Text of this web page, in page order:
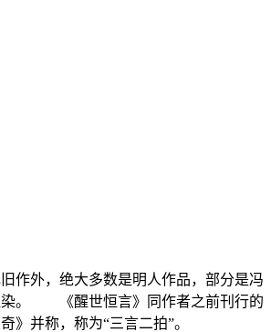
作外，绝大多数是明人作品，部分是冯
染。 《醒世恒言》同作者之前刊行的
》并称，称为“三言二拍”。